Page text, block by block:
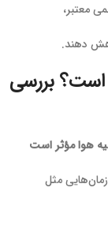
معتبر،
دهند.
است؟ بررسی
هوا مؤثر است
مثل